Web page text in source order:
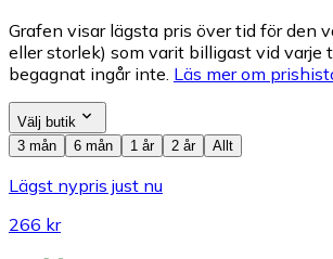
Grafen visar lägsta pris över tid för den
eller storlek) som varit billigast vid varje
begagnat ingår inte. Läs mer om
Välj butik
3 mån
6 mån 1 år 2 år Allt
Lägst nypris just nu
266 kr